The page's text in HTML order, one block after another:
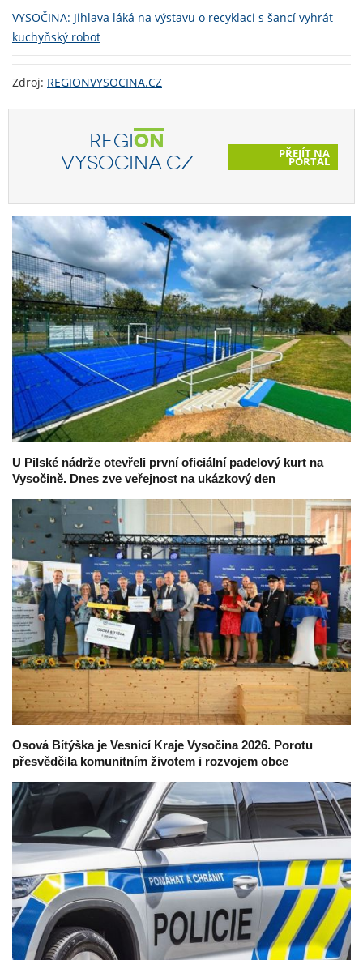
VYSOČINA: Jihlava láká na výstavu o recyklaci s šancí vyhrát
kuchyňský robot
Zdroj: REGIONVYSOCINA.CZ
REGION
VYSOCINA.CZ
PŘEJÍT NA
PORTÁL
U Pilské nádrže otevřeli první oficiální padelový kurt na
Vysočině. Dnes zve veřejnost na ukázkový den
Osová Bítýška je Vesnicí Kraje Vysočina 2026. Porotu
přesvědčila komunitním životem i rozvojem obce